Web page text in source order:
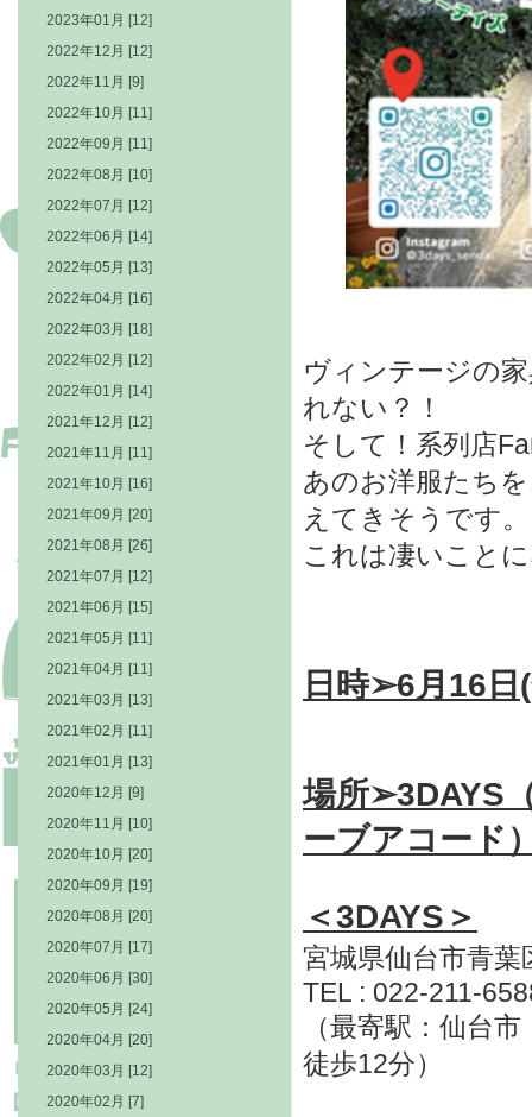
ヴィンテージの
れない？！
そして！系列店
あのお洋服たち
えてきそうです。
これは凄いこと
日時➢6月16
場所➢3DAYS
ーブアコード
＜3DAYS＞
宮城県仙台市青葉
TEL : 022-211-
（最寄駅：仙
徒歩12分）
2023年01月 [12]
2022年12月 [12]
2022年11月 [9]
2022年10月 [11]
2022年09月 [11]
2022年08月 [10]
2022年07月 [12]
2022年06月 [14]
2022年05月 [13]
2022年04月 [16]
2022年03月 [18]
2022年02月 [12]
2022年01月 [14]
2021年12月 [12]
2021年11月 [11]
2021年10月 [16]
2021年09月 [20]
2021年08月 [26]
2021年07月 [12]
2021年06月 [15]
2021年05月 [11]
2021年04月 [11]
2021年03月 [13]
2021年02月 [11]
2021年01月 [13]
2020年12月 [9]
2020年11月 [10]
2020年10月 [20]
2020年09月 [19]
2020年08月 [20]
2020年07月 [17]
2020年06月 [30]
2020年05月 [24]
2020年04月 [20]
2020年03月 [12]
2020年02月 [7]